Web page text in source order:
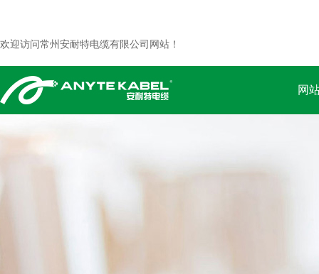
欢迎访问常州安耐特电缆有限公司网站！
网